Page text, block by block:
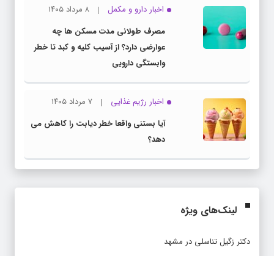
اخبار دارو و مکمل
۸ مرداد ۱۴۰۵
مصرف طولانی مدت مسکن ها چه
عوارضی دارد؟ از آسیب کلیه و کبد تا خطر
وابستگی دارویی
اخبار رژیم غذایی
۷ مرداد ۱۴۰۵
آیا بستنی واقعا خطر دیابت را کاهش می
دهد؟
لینک‌های ویژه
دکتر زگیل تناسلی در مشهد